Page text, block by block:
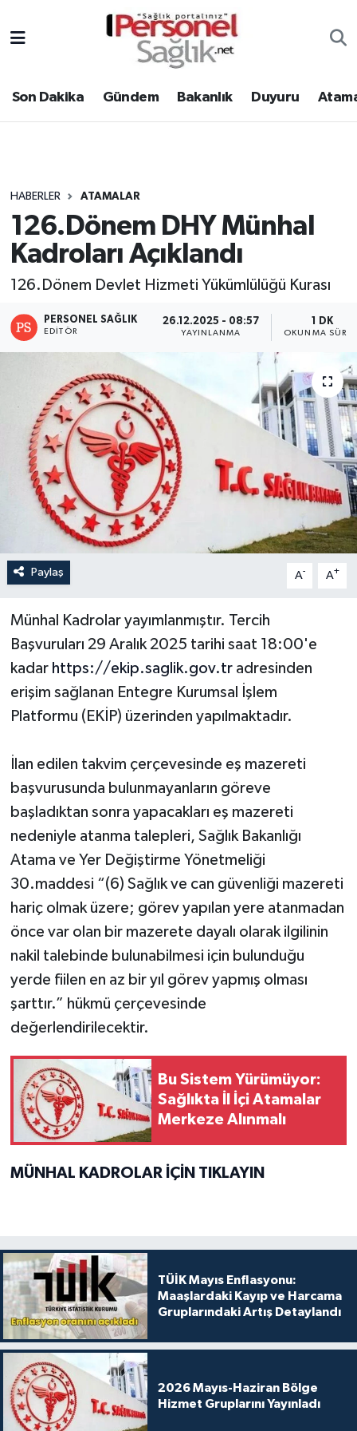
Son Dakika Gündem Bakanlık Duyuru
HABERLER ATAMALAR
126.Dönem DHY Münhal
Kadroları Açıklandı
126.Dönem Devlet Hizmeti Yükümlülüğü Kurası
PERSONEL SAĞLIK
EDITÖR
26.12.2025 - 08:57
YAYINLANMA
1 DK
OKUNMA
Paylaş A- A+
Münhal Kadrolar yayımlanmıştır. Tercih
Başvuruları 29 Aralık 2025 tarihi saat 18:00'e
kadar https://ekip.saglik.gov.tradresinden
erişim sağlanan Entegre Kurumsal İşlem
Platformu (EKİP) üzerinden yapılmaktadır.
İlan edilen takvim çerçevesinde eş mazereti
başvurusunda bulunmayanların göreve
başladıktan sonra yapacakları eş mazereti
nedeniyle atanma talepleri, Sağlık Bakanlığı
Atama ve Yer Değiştirme Yönetmeliği
30.maddesi “(6) Sağlık ve can güvenliği mazereti
hariç olmak üzere; görev yapılan yere atanmadan
önce var olan bir mazerete dayalı olarak ilgilinin
nakil talebinde bulunabilmesi için bulunduğu
yerde fiilen en az bir yıl görev yapmış olması
şarttır.” hükmü çerçevesinde
değerlendirilecektir.
Bu Sistem Yürümüyor:
Sağlıkta İl İçi Atamalar
Merkeze Alınmalı
MÜNHAL KADROLAR İÇİN TIKLAYIN
TÜİK Mayıs Enflasyonu:
Maaşlardaki Kayıp ve Harcama
Gruplarındaki Artış Detaylandı
2026 Mayıs-Haziran Bölge
Hizmet Gruplarını Yayınladı
Gündem
Atamalar
Mevzuat
Nöbetçi Eczaneler
Hava Durumu
Tüm Manşetler
Son Dakika Haberleri